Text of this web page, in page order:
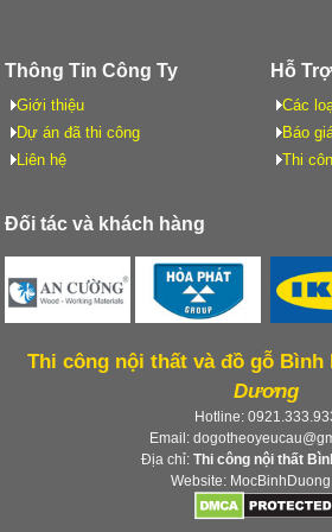
Thông Tin Công Ty
Giới thiệu
Dự án đã thi công
Liên hệ
Hỗ
Các
Báo
Thi
Đối tác và khách hàng
Thi công nội thất và đồ gỗ Bình
Dương
Hotline:
Email:
Địa chỉ: Thi công nội thất
Website: